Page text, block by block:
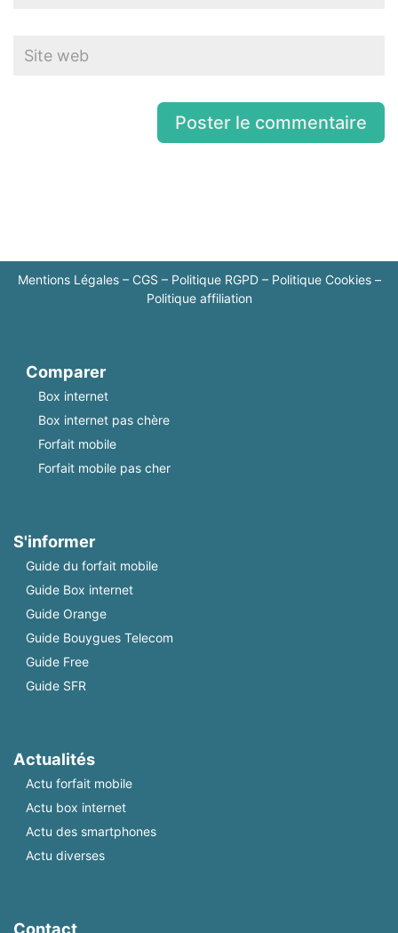
Mentions Légales– CGS – Politique RGPD– Politique Cookies–
Politique affiliation
Comparer
Box internet
Box internet pas chère
Forfait mobile
Forfait mobile pas cher
S'informer
Guide du forfait mobile
Guide Box internet
Guide Orange
Guide Bouygues Telecom
Guide Free
Guide SFR
Actualités
Actu forfait mobile
Actu box internet
Actu des smartphones
Actu diverses
Contact